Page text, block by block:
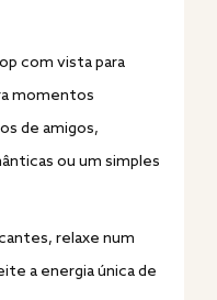
com vista para
momentos
de amigos,
ou um simples
relaxe num
a energia única de